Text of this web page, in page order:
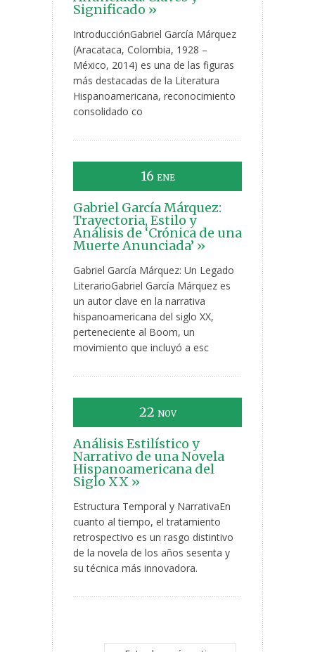
Significado »
IntroducciónGabriel García Márquez
(Aracataca, Colombia, 1928 –
México, 2014) es una de las figuras
más destacadas de la Literatura
Hispanoamericana, reconocimiento
consolidado co
16 ENE
Gabriel García Márquez:
Trayectoria, Estilo y
Análisis de ‘Crónica de una
Muerte Anunciada’ »
Gabriel García Márquez: Un Legado
LiterarioGabriel García Márquez es
un autor clave en la narrativa
hispanoamericana del siglo XX,
perteneciente al Boom, un
movimiento que incluyó a esc
22 NOV
Análisis Estilístico y
Narrativo de una Novela
Hispanoamericana del
Siglo XX »
Estructura Temporal y NarrativaEn
cuanto al tiempo, el tratamiento
retrospectivo es un rasgo distintivo
de la novela de los años sesenta y
su técnica más innovadora.